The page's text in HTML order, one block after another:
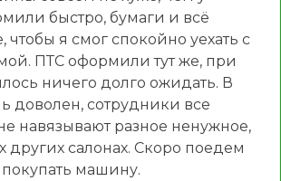
быстро, бумаги и всё
чтобы я смог спокойно уехать с
ПТС оформили тут же, при
ничего долго ожидать. В
доволен, сотрудники все
навязывают разное ненужное,
других салонах. Скоро поедем
машину.